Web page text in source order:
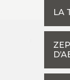
LA